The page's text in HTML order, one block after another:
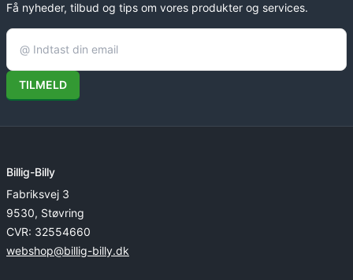
Få nyheder, tilbud og tips om vores produkter og services.
TILMELD
Billig-Billy
Fabriksvej 3
9530, Støvring
CVR: 32554660
webshop@billig-billy.dk